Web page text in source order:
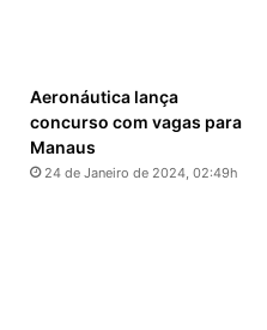
Aeronáutica lança
concurso com vagas para
Manaus
24 de Janeiro de 2024, 02:49h